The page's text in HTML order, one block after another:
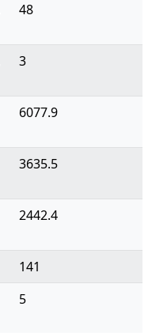
48
3
6077.9
3635.5
2442.4
141
5